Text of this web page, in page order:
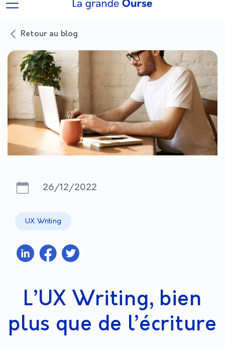
Retour au blog
26/12/2022
UX Writing
L’UX Writing, bien
plus que de l’écriture